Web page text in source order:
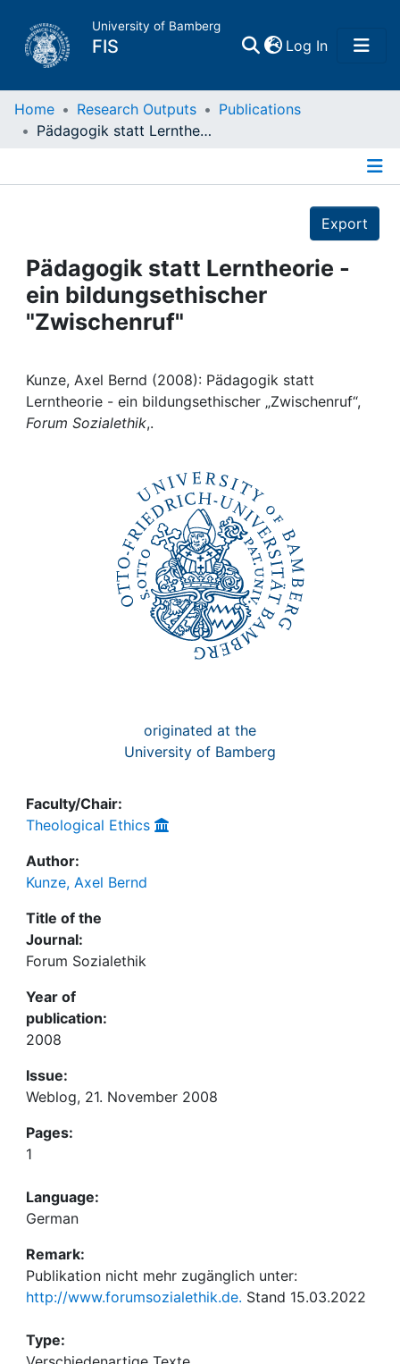
University of Bamberg
FIS Log In(current)
Home
Projects
People
Awards
Home Research Outputs
Publications
Pädagogik statt Lerntheorie - ein bildungsethischer "Zwischenruf"
Export
Pädagogik statt Lerntheorie -
ein bildungsethischer
"Zwischenruf"
Kunze, Axel Bernd (2008): Pädagogik statt
Lerntheorie - ein bildungsethischer „Zwischenruf“,
Forum Sozialethik,.
originated at the
University of Bamberg
Faculty/Chair:
Theological Ethics
Author:
Kunze, Axel Bernd
Title of the
Journal:
Forum Sozialethik
Year of
publication:
2008
Issue:
Weblog, 21. November 2008
Pages:
1
Language:
German
Remark:
Publikation nicht mehr zugänglich unter:
http://www.forumsozialethik.de. Stand 15.03.2022
Type: